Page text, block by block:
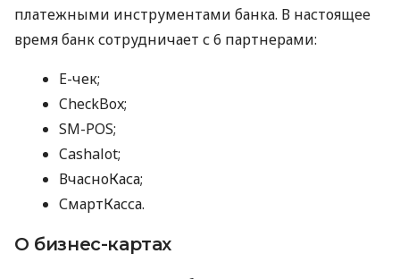
платежными инструментами банка. В настоящее
время банк сотрудничает с 6 партнерами:
E-чек;
CheckBox;
SM-POS;
Cashalot;
ВчасноКаса;
СмартКасса.
О бизнес-картах